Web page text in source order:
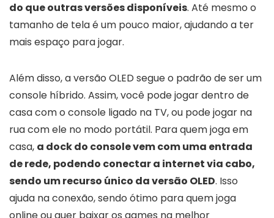
do que outras versões disponíveis. Até mesmo o
tamanho de tela é um pouco maior, ajudando a ter
mais espaço para jogar.
Além disso, a versão OLED segue o padrão de ser um
console híbrido. Assim, você pode jogar dentro de
casa com o console ligado na TV, ou pode jogar na
rua com ele no modo portátil. Para quem joga em
casa, a dock do console vem com uma entrada
de rede, podendo conectar a internet via cabo,
sendo um recurso único da versão OLED. Isso
ajuda na conexão, sendo ótimo para quem joga